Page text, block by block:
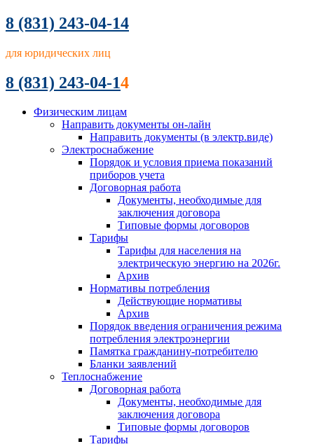
8 (831) 243-04-14
для юридических лиц
8 (831) 243-04-14
Физическим лицам
Направить документы он-лайн
Направить документы (в электр.виде)
Электроснабжение
Порядок и условия приема показаний
приборов учета
Договорная работа
Документы, необходимые для
заключения договора
Типовые формы договоров
Тарифы
Тарифы для населения на
электрическую энергию на 2026г.
Архив
Нормативы потребления
Действующие нормативы
Архив
Порядок введения ограничения режима
потребления электроэнергии
Памятка гражданину-потребителю
Бланки заявлений
Теплоснабжение
Договорная работа
Документы, необходимые для
заключения договора
Типовые формы договоров
Тарифы